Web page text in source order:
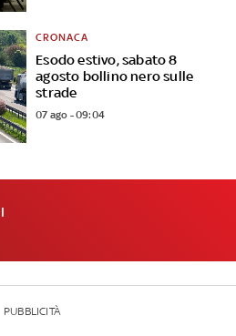
Esodo estivo, sabato 8
agosto bollino nero sulle
strade
CRONACA
07 ago - 09:04
PUBBLICITÀ